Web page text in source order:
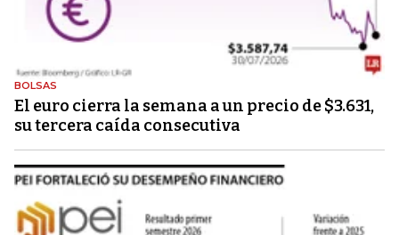
BOLSAS
El euro cierra la semana a un precio de $3.631,
su tercera caída consecutiva